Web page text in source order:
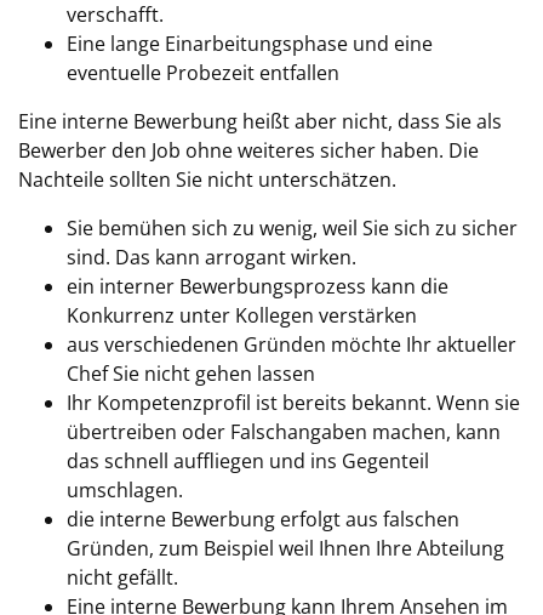
verschafft.
Eine lange Einarbeitungsphase und eine
eventuelle Probezeit entfallen
Eine interne Bewerbung heißt aber nicht, dass Sie als
Bewerber den Job ohne weiteres sicher haben. Die
Nachteile sollten Sie nicht unterschätzen.
Sie bemühen sich zu wenig, weil Sie sich zu sicher
sind. Das kann arrogant wirken.
ein interner Bewerbungsprozess kann die
Konkurrenz unter Kollegen verstärken
aus verschiedenen Gründen möchte Ihr aktueller
Chef Sie nicht gehen lassen
Ihr Kompetenzprofil ist bereits bekannt. Wenn sie
übertreiben oder Falschangaben machen, kann
das schnell auffliegen und ins Gegenteil
umschlagen.
die interne Bewerbung erfolgt aus falschen
Gründen, zum Beispiel weil Ihnen Ihre Abteilung
nicht gefällt.
Eine interne Bewerbung kann Ihrem Ansehen im